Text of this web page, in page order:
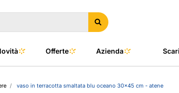
Offerte Azienda
vaso in terracotta smaltata blu oceano 30x45 cm - atene